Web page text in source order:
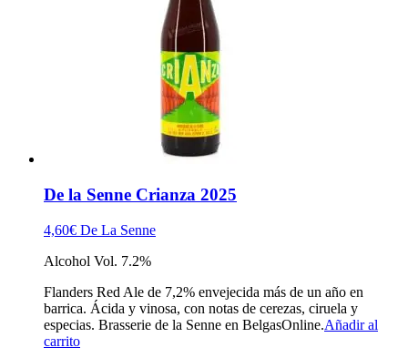
De la Senne Crianza 2025
4,60€ De La Senne
Alcohol Vol. 7.2%
Flanders Red Ale de 7,2% envejecida más de un año en
barrica. Ácida y vinosa, con notas de cerezas, ciruela y
especias. Brasserie de la Senne en BelgasOnline.Añadir al
carrito